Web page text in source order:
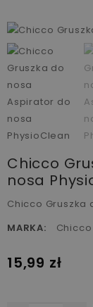
Chicco
nosa
Chicco Gruszka
MARKA:
Chicco
15,99 zł